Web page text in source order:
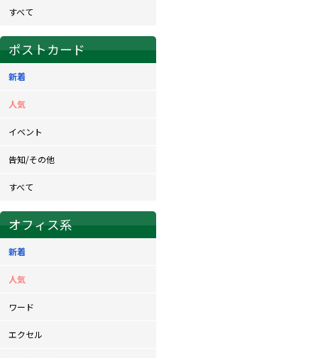
すべて
ポストカード
新着
人気
イベント
告知/その他
すべて
オフィス系
新着
人気
ワード
エクセル